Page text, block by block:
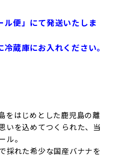
ル便」にて発送いたしま
蔵庫にお入れください。
をはじめとした鹿児島の離
いを込めてつくられた、当
ル。
採れた希少な国産バナナを